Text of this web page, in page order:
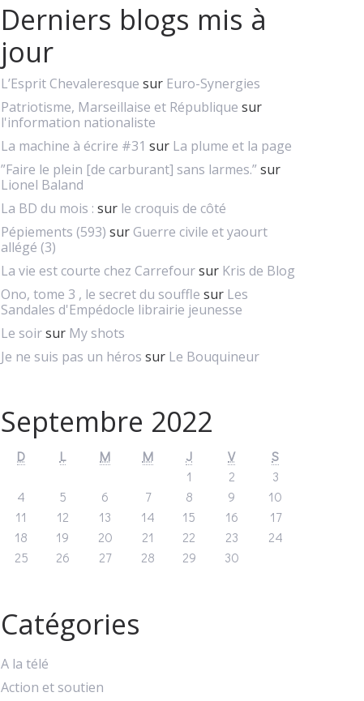
Derniers blogs mis à
jour
L’Esprit Chevaleresque sur Euro-Synergies
Patriotisme, Marseillaise et République sur
l'information nationaliste
La machine à écrire #31 sur La plume et la page
”Faire le plein [de carburant] sans larmes.”sur
Lionel Baland
La BD du mois : sur le croquis de côté
Pépiements (593) sur Guerre civile et yaourt
allégé (3)
La vie est courte chez Carrefoursur Kris de Blog
Ono, tome 3 , le secret du souffle sur Les
Sandales d'Empédocle librairie jeunesse
Le soirsur My shots
Je ne suis pas un héros sur Le Bouquineur
Septembre 2022
D L M M J V
S
1
2
3
4
5 6 7 8 9
10
11
12 13 14 15 16
17
18
19 20 21 22 23
24
25
26 27 28 29 30
Catégories
A la télé
Action et soutien